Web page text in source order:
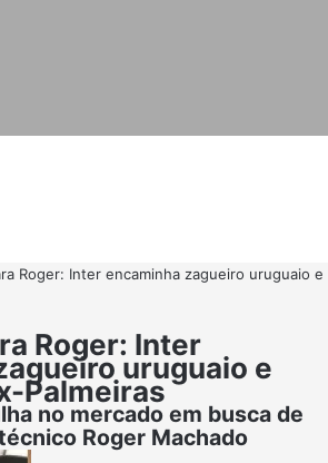
Roger: Inter encaminha zagueiro uruguaio e
Roger: Inter
uruguaio e
Palmeiras
no mercado em busca de
Roger Machado